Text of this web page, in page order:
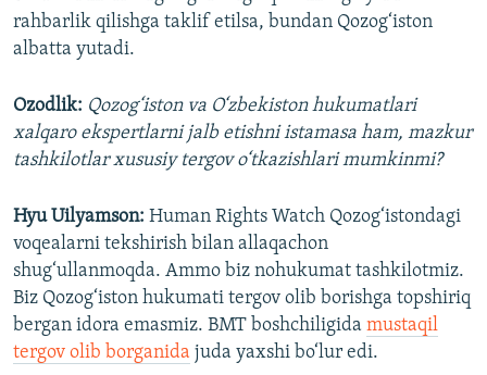
rahbarlik qilishga taklif etilsa, bundan Qozog‘iston
albatta yutadi.
Ozodlik: Qozog‘iston va O‘zbekiston hukumatlari
xalqaro ekspertlarni jalb etishni istamasa ham, mazkur
tashkilotlar xususiy tergov o‘tkazishlari mumkinmi?
Hyu Uilyamson: Human Rights Watch Qozog‘istondagi
voqealarni tekshirish bilan allaqachon
shug‘ullanmoqda. Ammo biz nohukumat tashkilotmiz.
Biz Qozog‘iston hukumati tergov olib borishga topshiriq
bergan idora emasmiz. BMT boshchiligida mustaqil
tergov olib borganida juda yaxshi bo‘lur edi.